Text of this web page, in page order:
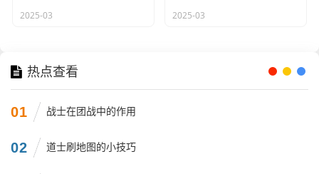
2025-03 2025-03
热点查看
01 战士在团战中的作用
02 道士刷地图的小技巧